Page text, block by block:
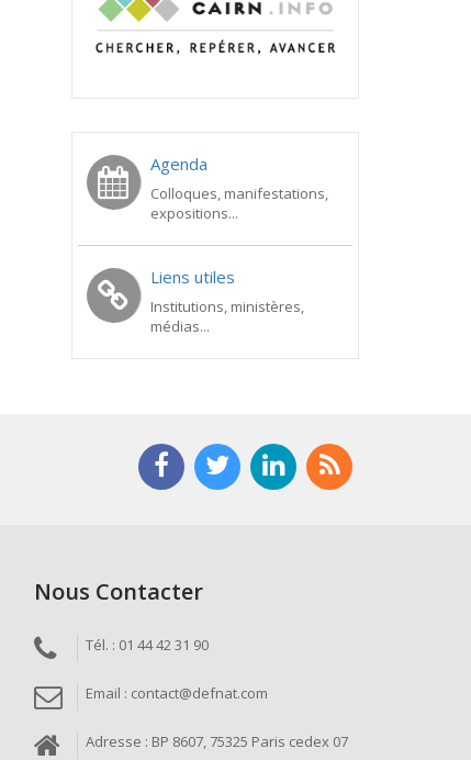
Agenda
Colloques, manifestations,
expositions...
Liens utiles
Institutions, ministères,
médias...
Nous Contacter
Tél. : 01 44 42 31 90
Email : contact@defnat.com
Adresse : BP 8607, 75325 Paris cedex 07